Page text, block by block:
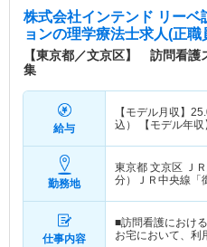
株式会社インテンド リー
ョンの理学療法士求人(正職
【東京都／文京区】 訪問看護
集
給与
【モデル月収】
込） 【モデル年収
勤務地
東京都 文京区 Ｊ
分）ＪＲ中央線「
仕事内容
■訪問看護におけ
お宅において、